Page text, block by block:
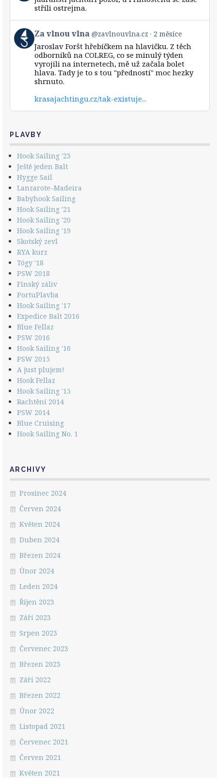
vlnou
vlna
on
Bluesky
stříli ostrejma.
View
post
by
Za vlnou vlna @zavlnouvlna.cz 2 měsíce
Jaroslav Foršt hřebíčkem na hlavičku. Z těch
odborníků na COLREG, co se minulý týden
vyrojili na internetech, mě už začala bolet
hlava. Tady je to s tou "předností" moc hezky
shrnuto.
krasajachtingu.cz/tak-existuje...
PLAVBY
Hook Sailing '23
Ještě jeden Balt
Hygge Sail
Lanzarote–Madeira
Babyhook Sailing
Hook Sailing '21
Hook Sailing '20
Hook Sailing '19
Skotský zevl
RYA kurz
Tógy '18
PSW 2018
Finský záliv
PortuPlavba
Hook Sailing '17
Expedice Balt 2016
Blue Fellaz
PSW 2016
Hook Sailing '16
PSW 2015
A just plujem!
Hook Fellaz
Hook Sailing '15
Rachtění 2014
PSW 2014
Blue Cruising
Hook Sailing No. 1
ARCHIVY
Prosinec 2024
Červen 2024
Květen 2024
Duben 2024
Březen 2024
Únor 2024
Leden 2024
Říjen 2023
Září 2023
Srpen 2023
Červenec 2023
Březen 2023
Září 2022
Březen 2022
Únor 2022
Listopad 2021
Červenec 2021
Červen 2021
Květen 2021